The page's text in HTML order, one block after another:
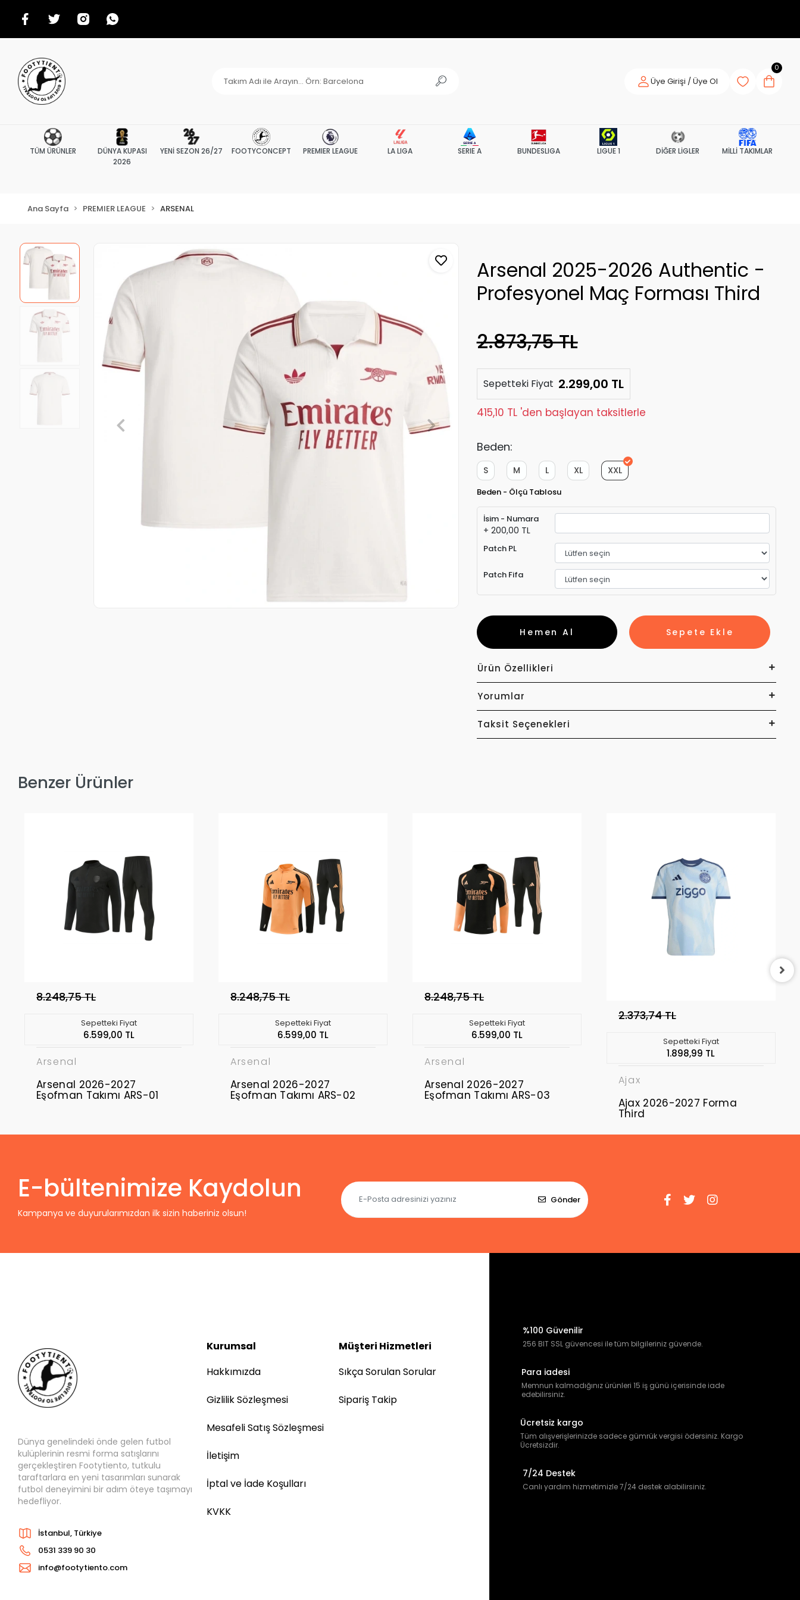
Üye Girişi / Üye Ol
0
TÜM ÜRÜNLER
DÜNYA KUPASI
2026
YENİ SEZON 26/27 FOOTYCONCEPT PREMIER LEAGUE LA LIGA SERIE A BUNDESLIGA LIGUE 1 DİĞER LİGLER MİLLİ TAKIMLAR
Ana Sayfa PREMIER LEAGUE ARSENAL
Arsenal 2025-2026 Authentic -
Profesyonel Maç Forması Third
2.873,75 TL
Sepetteki Fiyat 2.299,00 TL
415,10 TL 'den başlayan taksitlerle
Beden:
XXL
XL
L
M
S
Beden - Ölçü Tablosu
İsim - Numara
+ 200,00 TL
Patch PL
Patch Fifa
Sepete Ekle
Hemen Al
Ürün Özellikleri
Yorumlar
Taksit Seçenekleri
Benzer Ürünler
8.248,75 TL
Sepetteki Fiyat
6.599,00 TL
Arsenal
Arsenal 2026-2027
Eşofman Takımı ARS-01
8.248,75 TL
Sepetteki Fiyat
6.599,00 TL
Arsenal
Arsenal 2026-2027
Eşofman Takımı ARS-02
8.248,75 TL
Sepetteki Fiyat
6.599,00 TL
Arsenal
Arsenal 2026-2027
Eşofman Takımı ARS-03
2.373,74 TL
Sepetteki Fiyat
1.898,99 TL
Ajax
Ajax 2026-2027 Forma
Third
E-bültenimize Kaydolun
Kampanya ve duyurularımızdan ilk sizin haberiniz olsun!
Gönder
Dünya genelindeki önde gelen futbol
kulüplerinin resmi forma satışlarını
gerçekleştiren Footytiento, tutkulu
taraftarlara en yeni tasarımları sunarak
futbol deneyimini bir adım öteye taşımayı
hedefliyor.
İstanbul, Türkiye
0531 339 90 30
info@footytiento.com
Kurumsal
Hakkımızda
Gizlilik Sözleşmesi
Mesafeli Satış Sözleşmesi
İletişim
İptal ve İade Koşulları
KVKK
Müşteri Hizmetleri
Sıkça Sorulan Sorular
Sipariş Takip
%100 Güvenilir
256 BIT SSL güvencesi ile tüm bilgileriniz güvende.
Para iadesi
Memnun kalmadığınız ürünleri 15 iş günü içerisinde iade
edebilirsiniz.
Ücretsiz kargo
Tüm alışverişlerinizde sadece gümrük vergisi ödersiniz. Kargo
Ücretsizdir.
7/24 Destek
Canlı yardım hizmetimizle 7/24 destek alabilirsiniz.